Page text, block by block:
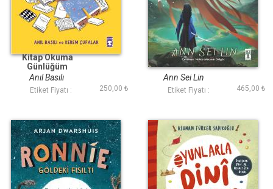
Kitap Okuma
Günlüğüm
Anıl Basılı
Etiket Fiyatı : 250,00 ₺
Asi Ateş
Ann Sei Lin
Etiket Fiyatı : 465,00 ₺